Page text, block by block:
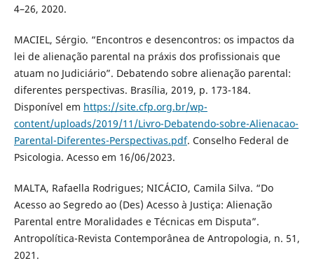
4–26, 2020.
MACIEL, Sérgio. “Encontros e desencontros: os impactos da
lei de alienação parental na práxis dos profissionais que
atuam no Judiciário”. Debatendo sobre alienação parental:
diferentes perspectivas. Brasília, 2019, p. 173-184.
Disponível em https://site.cfp.org.br/wp-
content/uploads/2019/11/Livro-Debatendo-sobre-Alienacao-
Parental-Diferentes-Perspectivas.pdf. Conselho Federal de
Psicologia. Acesso em 16/06/2023.
MALTA, Rafaella Rodrigues; NICÁCIO, Camila Silva. “Do
Acesso ao Segredo ao (Des) Acesso à Justiça: Alienação
Parental entre Moralidades e Técnicas em Disputa”.
Antropolítica-Revista Contemporânea de Antropologia, n. 51,
2021.